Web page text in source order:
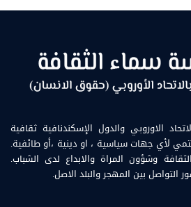
الاوروبي والدول الإسكندنافية ثقافية
لأي جهات سياسية ، او دينية ،أو طائفية.
وشؤون المراة والابداع لدى الشباب.
بين المهجر والبلد الاصل.